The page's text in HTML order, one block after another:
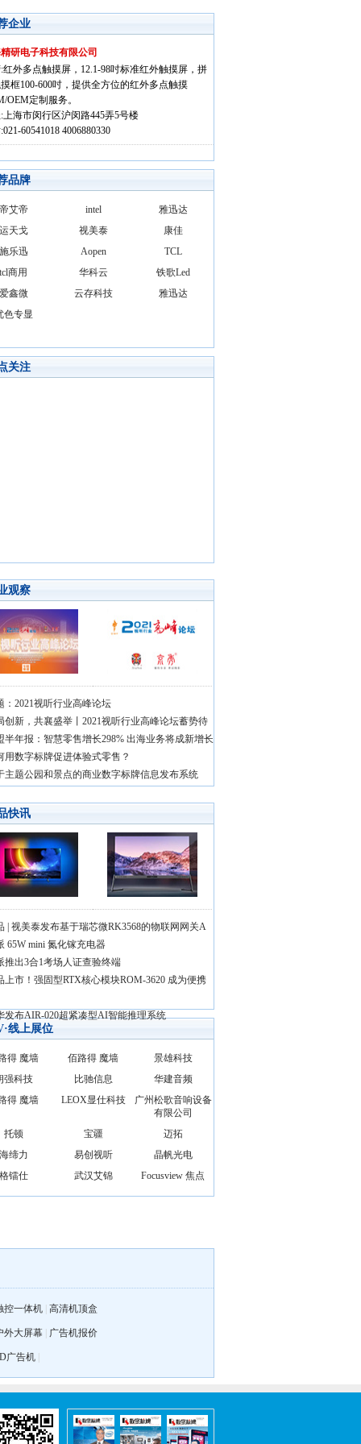
企业
研电子科技有限公司
红外多点触摸屏，12.1-98吋标准红外触摸屏，拼
框100-600吋，提供全方位的红外多点触摸
OEM定制服务。
上海市闵行区沪闵路445弄5号楼
60541018 4006880330
品牌
帝艾帝 intel
雅迅达
运天戈
视美泰
康佳
施乐迅
Aopen
TCL
tcl商用
华科云
铁歌Led
爱鑫微
云存科技
雅迅达
色专显
关注
观察
：2021视听行业高峰论坛
创新，共襄盛举丨2021视听行业高峰论坛蓄势待
半年报：智慧零售增长298% 出海业务将成新增长
用数字标牌促进体验式零售？
主题公园和景点的商业数字标牌信息发布系统
快讯
| 视美泰发布基于瑞芯微RK3568的物联网网关A
65W mini 氮化镓充电器
推出3合1考场人证查验终端
上市！强固型RTX核心模块ROM-3620 成为便携
发布AIR-020超紧凑型AI智能推理系统
线上展位
得 魔墙 佰路得 魔墙
景雄科技
强科技
比驰信息
华建音频
得 魔墙
LEOX显仕科技
广州松歌音响设备
有限公司
托顿
宝疆
迈拓
海缔力
易创视听
晶帆光电
格镭仕
武汉艾锦 Focusview 焦点
控一体机 高清机顶盒
外大屏幕 广告机报价
广告机